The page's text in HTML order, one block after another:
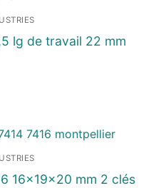
lg de travail 22 mm
16x19x20 mm 2 clés